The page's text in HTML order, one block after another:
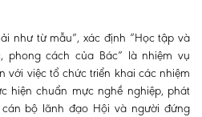
như từ mẫu”, xác định “Học tập và
phong cách của Bác” là nhiệm vụ
với việc tổ chức triển khai các nhiệm
hiện chuẩn mực nghề nghiệp, phát
bộ lãnh đạo Hội và người đứng